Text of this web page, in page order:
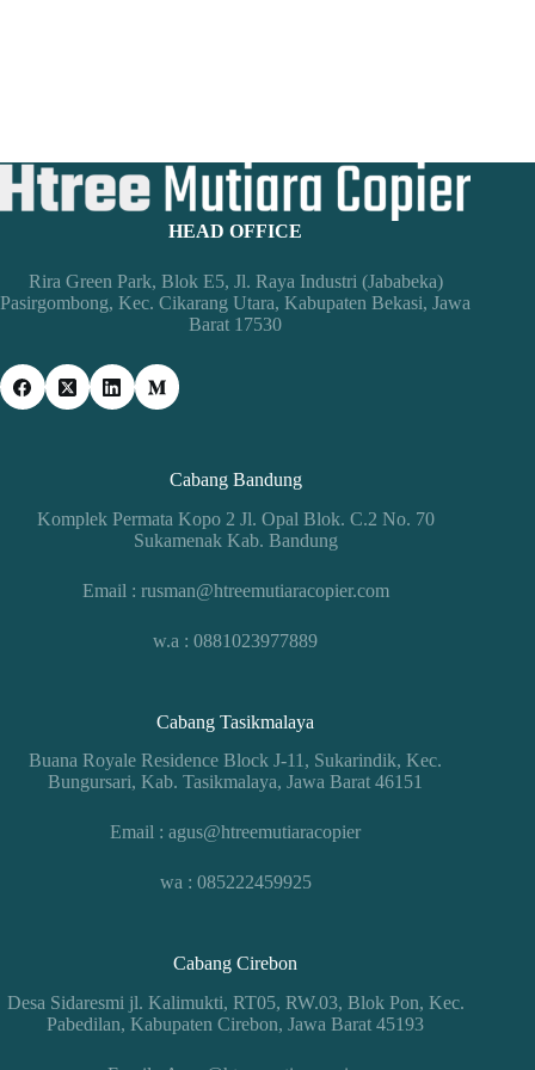
HEAD OFFICE
Rira Green Park, Blok E5, Jl. Raya Industri (Jababeka)
Pasirgombong, Kec. Cikarang Utara, Kabupaten Bekasi, Jawa
Barat 17530
Cabang Bandung
Komplek Permata Kopo 2 Jl. Opal Blok. C.2 No. 70
Sukamenak Kab. Bandung
Email : rusman@htreemutiaracopier.com
w.a : 0881023977889
Cabang Tasikmalaya
Buana Royale Residence Block J-11, Sukarindik, Kec.
Bungursari, Kab. Tasikmalaya, Jawa Barat 46151
Email : agus@htreemutiaracopier
wa : 085222459925
Cabang Cirebon
Desa Sidaresmi jl. Kalimukti, RT05, RW.03, Blok Pon, Kec.
Pabedilan, Kabupaten Cirebon, Jawa Barat 45193